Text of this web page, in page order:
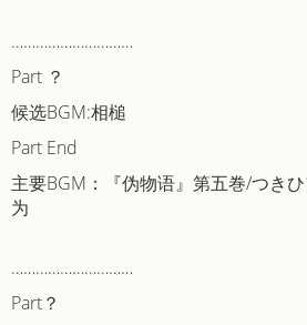
…………………………
Part ？
候选BGM:相槌
Part End
主要BGM：『伪物语』第五巻/つき
为
…………………………
Part？